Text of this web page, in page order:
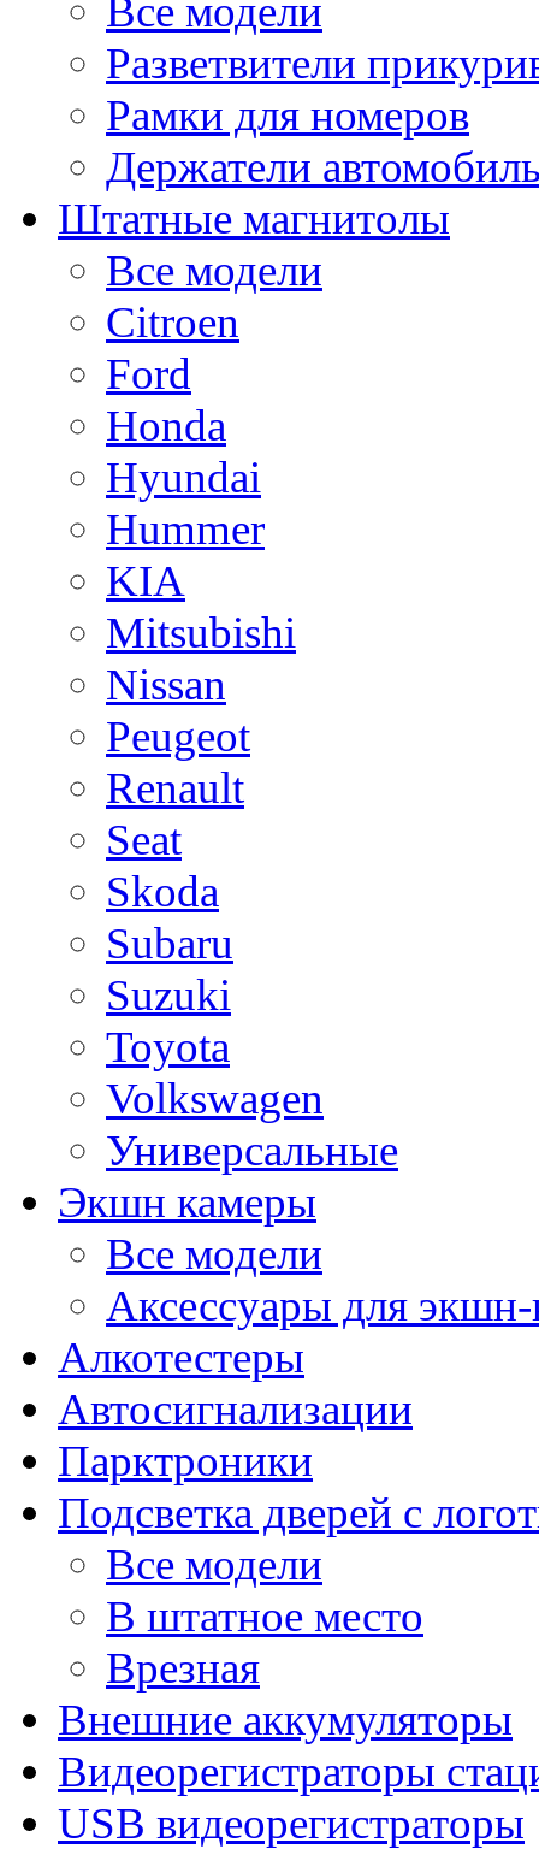
Все модели
Разветвители
Рамки для номеров
Держатели
Штатные магнитолы
Все модели
Citroen
Ford
Honda
Hyundai
Hummer
KIA
Mitsubishi
Nissan
Peugeot
Renault
Seat
Skoda
Subaru
Suzuki
Toyota
Volkswagen
Универсальные
Экшн камеры
Все модели
Аксессуары для
Алкотестеры
Автосигнализации
Парктроники
Подсветка дверей с
Все модели
В штатное место
Врезная
Внешние аккумуляторы
Видеорегистраторы
USB видеорегистраторы